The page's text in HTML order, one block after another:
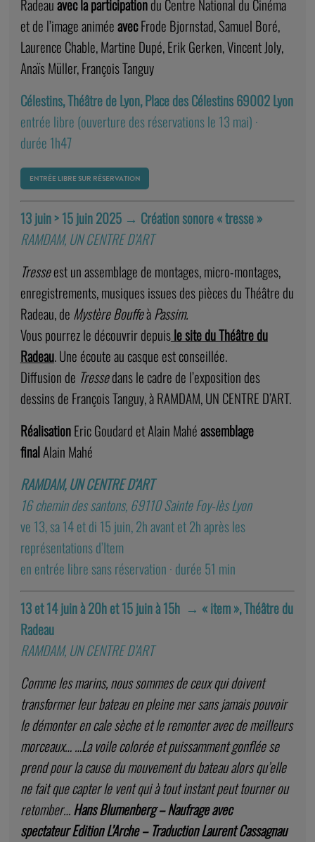
Radeauavec la participationdu Centre National du Cinéma
et de l’image animéeavecFrode Bjornstad, Samuel Boré,
Laurence Chable, Martine Dupé, Erik Gerken, Vincent Joly,
Anaïs Müller, François Tanguy
Célestins, Théâtre de Lyon, Place des Célestins 69002 Lyon
entrée libre (ouverture des réservations le 13 mai) ·
durée 1h47
ENTRÉE LIBRE SUR RÉSERVATION
13 juin > 15 juin 2025 → Création sonore « tresse »
RAMDAM, UN CENTRE D’ART
Tresseest un assemblage de montages, micro-montages,
enregistrements, musiques issues des pièces du Théâtre du
Radeau, de Mystère BouffeàPassim.
Vous pourrez le découvrir depuisle site du Théâtre du
Radeau. Une écoute au casque est conseillée.
Diffusion de Tressedans le cadre de l’exposition des
dessins de François Tanguy, à RAMDAM, UN CENTRE D’ART.
RéalisationEric Goudard et Alain Mahéassemblage
finalAlain Mahé
RAMDAM, UN CENTRE D’ART
16 chemin des santons, 69110 Sainte Foy-lès Lyon
ve 13, sa 14 et di 15 juin, 2h avant et 2h après les
représentations d’Item
en entrée libre sans réservation · durée 51 min
13 et 14 juin à 20h et 15 juin à 15h → « item », Théâtre du
Radeau
RAMDAM, UN CENTRE D’ART
Comme les marins, nous sommes de ceux qui doivent
transformer leur bateau en pleine mer sans jamais pouvoir
le démonter en cale sèche et le remonter avec de meilleurs
morceaux… …La voile colorée et puissamment gonflée se
prend pour la cause du mouvement du bateau alors qu’elle
ne fait que capter le vent qui à tout instant peut tourner ou
retomber…Hans Blumenberg – Naufrage avec
spectateur Edition L’Arche – Traduction Laurent Cassagnau